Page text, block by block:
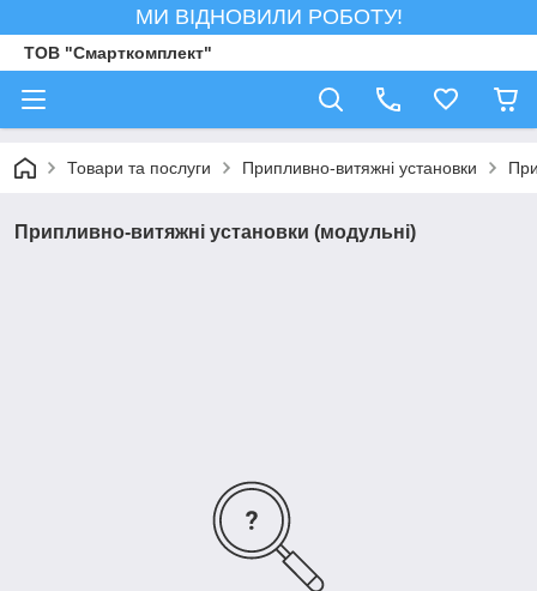
МИ ВІДНОВИЛИ РОБОТУ!
ТОВ "Смарткомплект"
Товари та послуги Припливно-витяжні установки
Припливно-витяжні установки (модульні)